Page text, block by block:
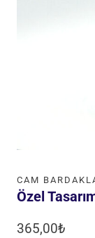
CAM
Özel
365,00₺